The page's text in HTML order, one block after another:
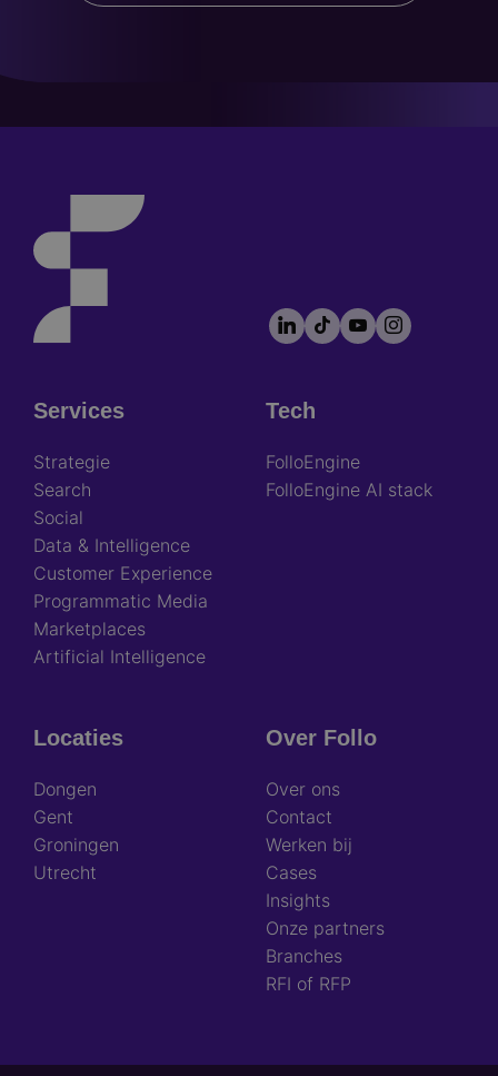
Footer
socials
LinkedIn
TikTokYouTubeInstagram
Footer
Services
Strategie
Search
Social
Data & Intelligence
Customer Experience
Programmatic Media
Marketplaces
Artificial Intelligence
Tech
FolloEngine
FolloEngine AI stack
Locaties
Dongen
Gent
Groningen
Utrecht
Over Follo
Over ons
Contact
Werken bij
Cases
Insights
Onze partners
Branches
RFI of RFP